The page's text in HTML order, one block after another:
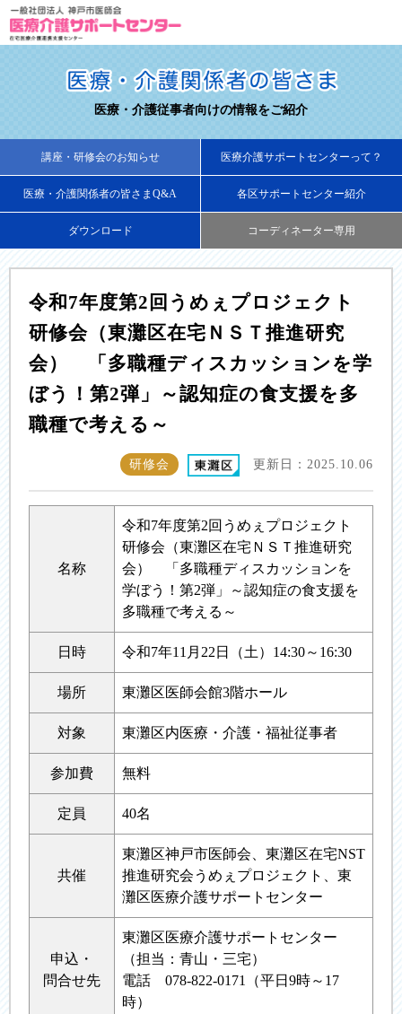
医療・介護従事者向けの情報をご紹介
講座・研修会のお知らせ 医療介護サポートセンターって？
医療・介護関係者の皆さまQ&A 各区サポートセンター紹介
ダウンロード コーディネーター専用
令和7年度第2回うめぇプロジェクト
研修会（東灘区在宅ＮＳＴ推進研究
会） 「多職種ディスカッションを学
ぼう！第2弾」～認知症の食支援を多
職種で考える～
研修会 更新日：2025.10.06
名称
令和7年度第2回うめぇプロジェクト
研修会（東灘区在宅ＮＳＴ推進研究
会） 「多職種ディスカッションを
学ぼう！第2弾」～認知症の食支援を
多職種で考える～
日時 令和7年11月22日（土）14:30～16:30
場所 東灘区医師会館3階ホール
対象 東灘区内医療・介護・福祉従事者
参加費 無料
定員 40名
共催
東灘区神戸市医師会、東灘区在宅NST
推進研究会うめぇプロジェクト、東
灘区医療介護サポートセンター
申込・
問合せ先
東灘区医療介護サポートセンター
（担当：青山・三宅）
電話 078-822-0171（平日9時～17
時）